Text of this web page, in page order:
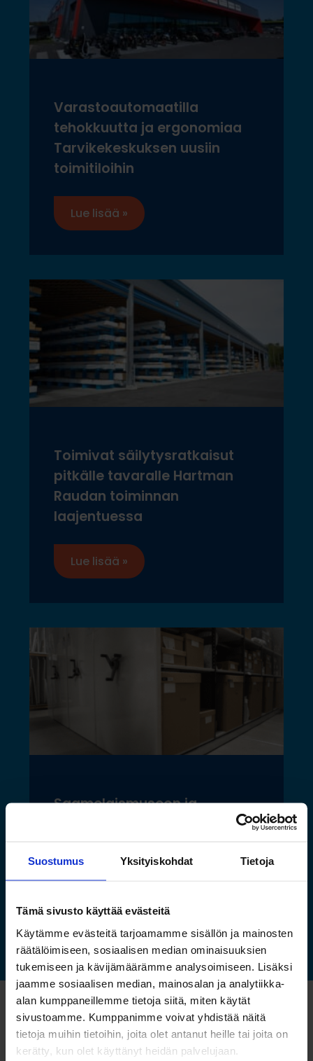
Suostumus Yksityiskohdat Tietoja
Tämä sivusto käyttää evästeitä
Käytämme evästeitä tarjoamamme sisällön ja mainosten
räätälöimiseen, sosiaalisen median ominaisuuksien
tukemiseen ja kävijämäärämme analysoimiseen. Lisäksi
jaamme sosiaalisen median, mainosalan ja analytiikka-
alan kumppaneillemme tietoja siitä, miten käytät
sivustoamme. Kumppanimme voivat yhdistää näitä
tietoja muihin tietoihin, joita olet antanut heille tai joita on
kerätty, kun olet käyttänyt heidän palvelujaan.
Varastoautomaatilla
tehokkuutta ja ergonomiaa
Tarvikekeskuksen uusiin
toimitiloihin
Lue lisää »
Toimivat säilytysratkaisut
pitkälle tavaralle Hartman
Raudan toiminnan
laajentuessa
Lue lisää »
Saamelaismuseon ja
luontokeskuksen esineistölle
kestävät säilytysratkaisut
Lue lisää »
Katso myös nämä